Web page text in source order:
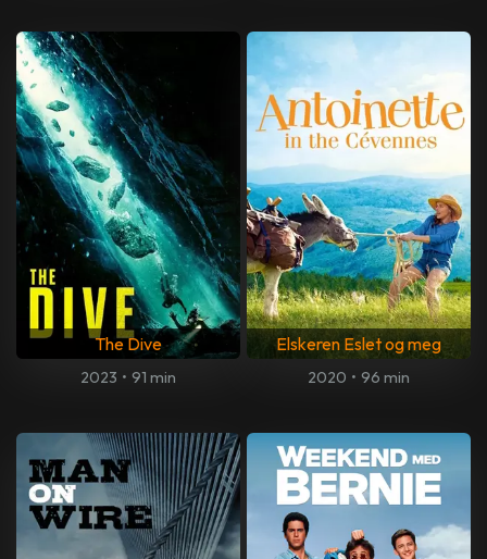
The Dive
2023 • 91 min
Elskeren Eslet og meg
2020 • 96 min